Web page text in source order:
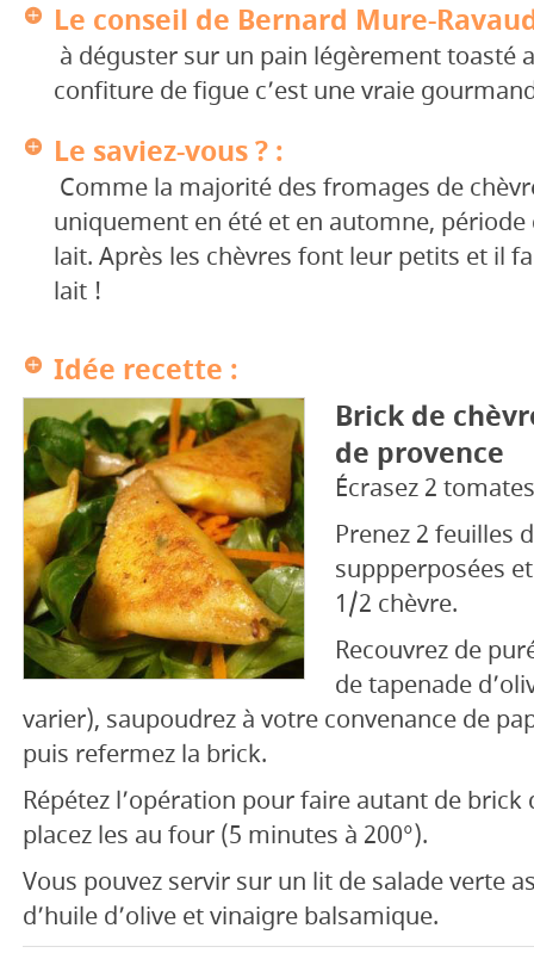
Le conseil de Bernard Mure-
à déguster sur un pain légèrement toasté
confiture de figue c’est une vraie
Le saviez-vous ? :
Comme la majorité des fromages de
uniquement en été et en automne,
lait. Après les chèvres font leur petits et il
lait !
Idée recette :
Brick de
de provence
Écrasez 2
Prenez 2 feuilles
suppperposées
1/2 chèvre.
Recouvrez de
de tapenade
varier), saupoudrez à votre convenance de
puis refermez la brick.
Répétez l’opération pour faire autant de brick
placez les au four (5 minutes à 200°).
Vous pouvez servir sur un lit de salade verte
d’huile d’olive et vinaigre balsamique.